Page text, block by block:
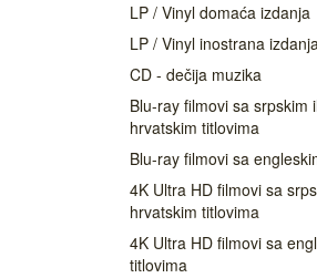
LP / Vinyl domaća izdanja
LP / Vinyl inostrana
CD - dečija muzika
Blu-ray filmovi sa srpskim
hrvatskim titlovima
Blu-ray filmovi sa
4K Ultra HD filmovi sa
hrvatskim titlovima
4K Ultra HD filmovi sa
titlovima